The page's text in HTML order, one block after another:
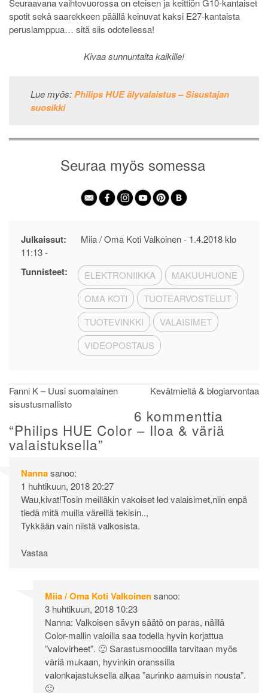
Seuraavana vaihtovuorossa on eteisen ja keittiön G10-kantaiset
spotit sekä saarekkeen päällä keinuvat kaksi E27-kantaista
peruslamppua… sitä siis odotellessa!
Kivaa sunnuntaita kaikille!
Lue myös:Philips HUE älyvalaistus – Sisustajan
suosikki
Seuraa myös somessa
Julkaissut: Miia / Oma Koti Valkoinen - 1.4.2018 klo
11:13-
Tunnisteet: ELEKTRONIIKKA
MAKUUHUONE
OMA KOTI
TUOTEARVOSTELUT
TUOTEVINKKI
VALAISIMET
VIDEOPOSTAUS
Artikkelien
selaus
Fanni K – Uusi suomalainen
sisustusmallisto
Kevätmieltä & blogiarvontaa
6 kommenttia
“Philips HUE Color – Iloa & väriä
valaistuksella”
Nannasanoo:
1 huhtikuun, 2018 20:27
Wau,kivat!Tosin meilläkin vakoiset led valaisimet,niin enpä
tiedä mitä muilla väreillä tekisin..,
Tykkään vain niistä valkosista.
Vastaa
Miia / Oma Koti Valkoinensanoo:
3 huhtikuun, 2018 10:23
Nanna: Valkoisen sävyn säätö on paras, näillä
Color-mallin valoilla saa todella hyvin korjattua
”valovirheet”. 🙂 Sarastusmoodilla tarvitaan myös
väriä mukaan, hyvinkin oranssilla
valonkajastuksella alkaa ”aurinko aamuisin nousta”.
🙂